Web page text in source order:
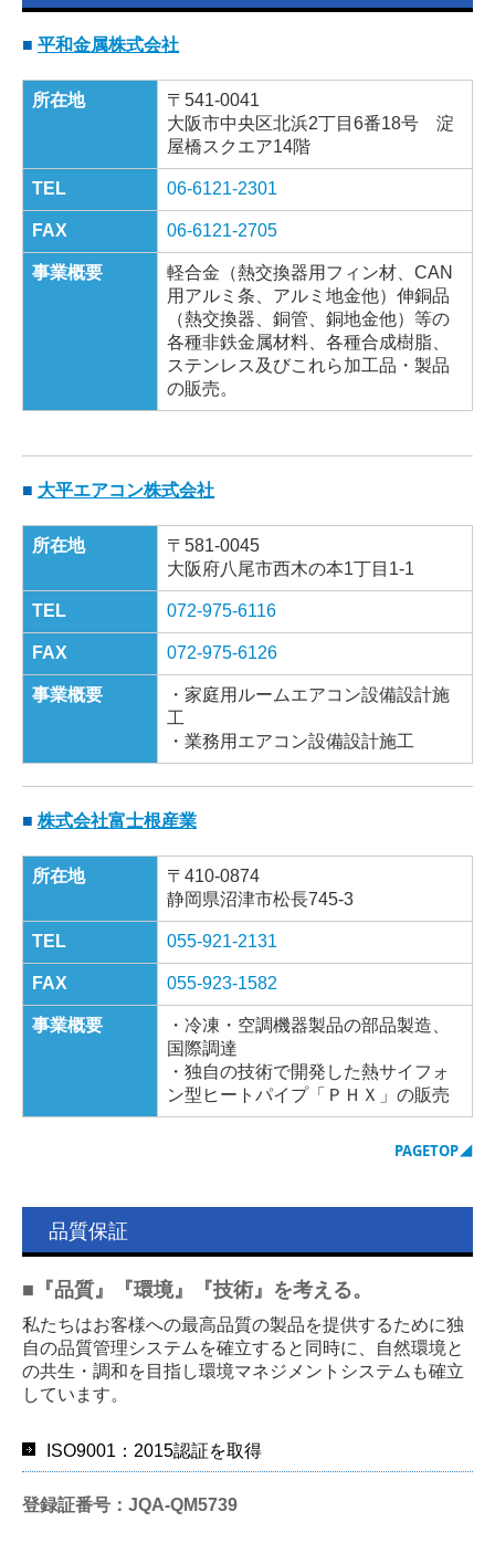
■ 平和金属株式会社
所在地
〒541-0041
大阪市中央区北浜2丁目6番18号 淀
屋橋スクエア14階
TEL 06-6121-2301
FAX 06-6121-2705
事業概要
軽合金（熱交換器用フィン材、CAN
用アルミ条、アルミ地金他）伸銅品
（熱交換器、銅管、銅地金他）等の
各種非鉄金属材料、各種合成樹脂、
ステンレス及びこれら加工品・製品
の販売。
■ 大平エアコン株式会社
所在地
〒581-0045
大阪府八尾市西木の本1丁目1-1
TEL 072-975-6116
FAX 072-975-6126
事業概要
・家庭用ルームエアコン設備設計施
工
・業務用エアコン設備設計施工
■ 株式会社富士根産業
所在地
〒410-0874
静岡県沼津市松長745-3
TEL 055-921-2131
FAX 055-923-1582
事業概要 ・ 冷凍・空調機器製品の部品製造、
国際調達
・ 独自の技術で開発した熱サイフォ
ン型ヒートパイプ「ＰＨＸ」の販売
PAGETOP◢
品質保証
■『品質』『環境』『技術』を考える。
私たちはお客様への最高品質の製品を提供するために独
自の品質管理システムを確立すると同時に、自然環境と
の共生・調和を目指し環境マネジメントシステムも確立
しています。
ISO9001：2015認証を取得
登録証番号：JQA-QM5739